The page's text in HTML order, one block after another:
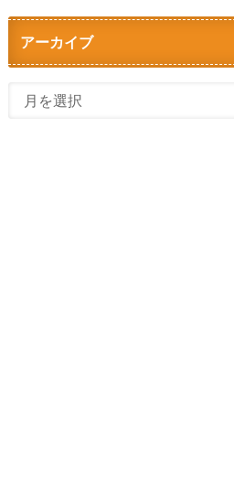
アーカイブ